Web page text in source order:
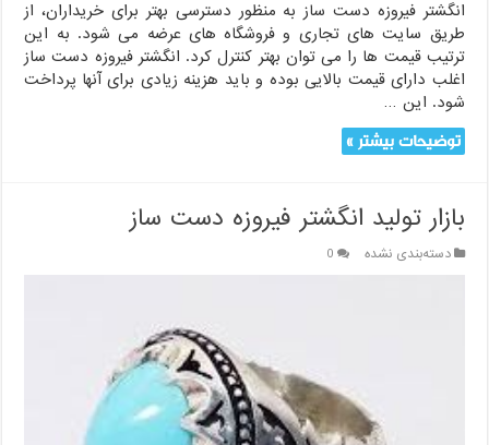
انگشتر فیروزه دست ساز به منظور دسترسی بهتر برای خریداران، از
طریق سایت های تجاری و فروشگاه های عرضه می شود. به این
ترتیب قیمت ها را می توان بهتر کنترل کرد. انگشتر فیروزه دست ساز
اغلب دارای قیمت بالایی بوده و باید هزینه زیادی برای آنها پرداخت
شود. این …
توضیحات بیشتر »
بازار تولید انگشتر فیروزه دست ساز
دسته‌بندی نشده 0